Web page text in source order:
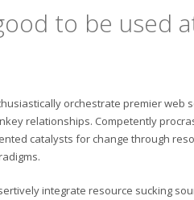
to be used
orchestrate premier web
relationships. Competently
catalysts for change through
integrate resource sucking